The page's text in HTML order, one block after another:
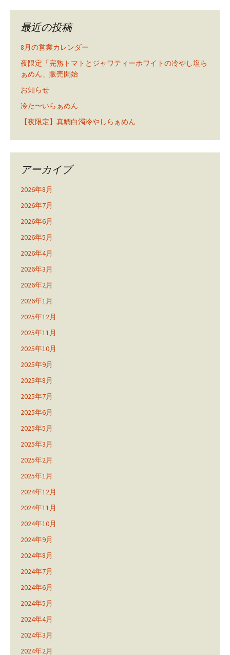
最近の投稿
8月の営業カレンダー
夜限定「完熟トマトとジャワティーホワイトの冷やし塩ら
ぁめん」販売開始
お知らせ
冷た〜いらぁめん
【夜限定】真鯛白濁冷やしらぁめん
アーカイブ
2026年8月
2026年7月
2026年6月
2026年5月
2026年4月
2026年3月
2026年2月
2026年1月
2025年12月
2025年11月
2025年10月
2025年9月
2025年8月
2025年7月
2025年6月
2025年5月
2025年3月
2025年2月
2025年1月
2024年12月
2024年11月
2024年10月
2024年9月
2024年8月
2024年7月
2024年6月
2024年5月
2024年4月
2024年3月
2024年2月